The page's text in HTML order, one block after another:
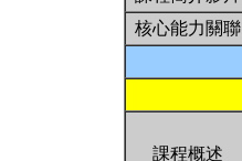
核心能力關聯
課程概述